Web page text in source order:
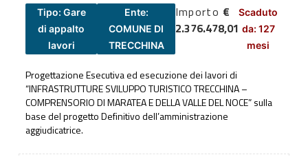
Tipo: Gare
di appalto
lavori
Ente:
COMUNE DI
TRECCHINA
Importo €
2.376.478,01
Scaduto
da: 127
mesi
Progettazione Esecutiva ed esecuzione dei lavori di
“INFRASTRUTTURE SVILUPPO TURISTICO TRECCHINA –
COMPRENSORIO DI MARATEA E DELLA VALLE DEL NOCE” sulla
base del progetto Definitivo dell’amministrazione
aggiudicatrice.